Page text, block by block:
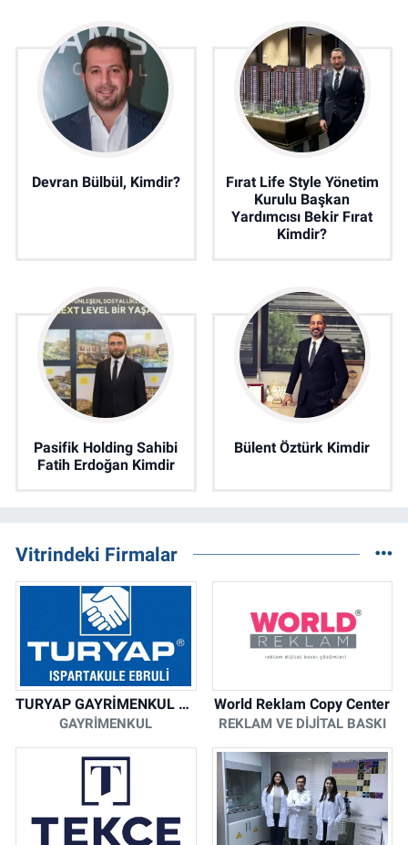
Devran Bülbül, Kimdir?
Fırat Life Style Yönetim
Kurulu Başkan
Yardımcısı Bekir Fırat
Kimdir?
Pasifik Holding Sahibi
Fatih Erdoğan Kimdir
Bülent Öztürk Kimdir
Vitrindeki Firmalar
TURYAP GAYRİMENKUL DANIŞMANLIK HİZMETLERİ
GAYRIMENKUL
World Reklam Copy Center
REKLAM VE DIJITAL BASKI